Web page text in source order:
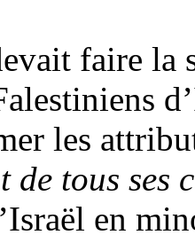
faire la
les
de tous
en